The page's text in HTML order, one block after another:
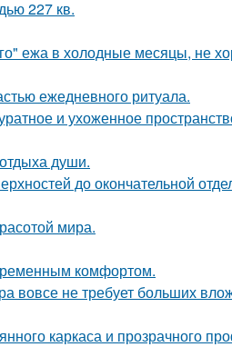
227 кв.
ежа в холодные месяцы, не
ежедневного ритуала.
и ухоженное
души.
до окончательной
мира.
комфортом.
вовсе не требует больших
каркаса и прозрачного